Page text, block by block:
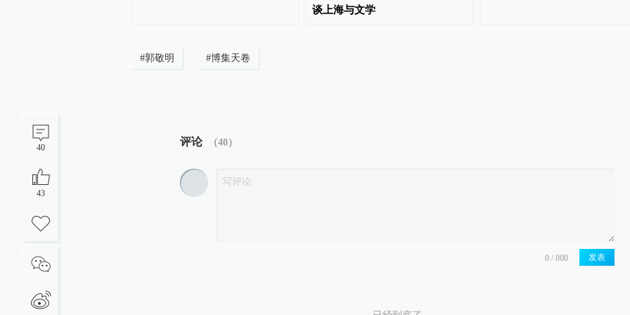
40
43
谈上海与文学
#郭敬明 #博集天卷
评论 （40）
发表